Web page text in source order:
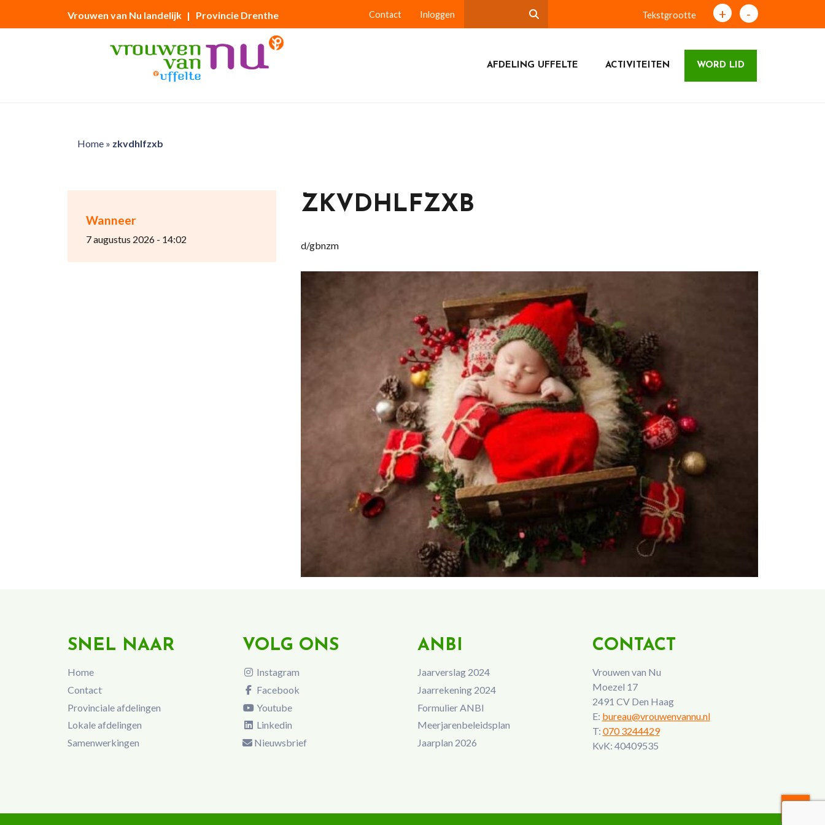
Vrouwen van Nu landelijk | Provincie Drenthe Contact Inloggen Tekstgrootte + -
AFDELING UFFELTE ACTIVITEITEN WORD LID
Home» zkvdhlfzxb
Wanneer
7 augustus 2026 - 14:02
ZKVDHLFZXB
d/gbnzm
SNEL NAAR
Home
Contact
Provinciale afdelingen
Lokale afdelingen
Samenwerkingen
VOLG ONS
Instagram
Facebook
Youtube
Linkedin
Nieuwsbrief
ANBI
Jaarverslag 2024
Jaarrekening 2024
Formulier ANBI
Meerjarenbeleidsplan
Jaarplan 2026
CONTACT
Vrouwen van Nu
Moezel 17
2491 CV Den Haag
E: bureau@vrouwenvannu.nl
T: 070 3244429
KvK: 40409535